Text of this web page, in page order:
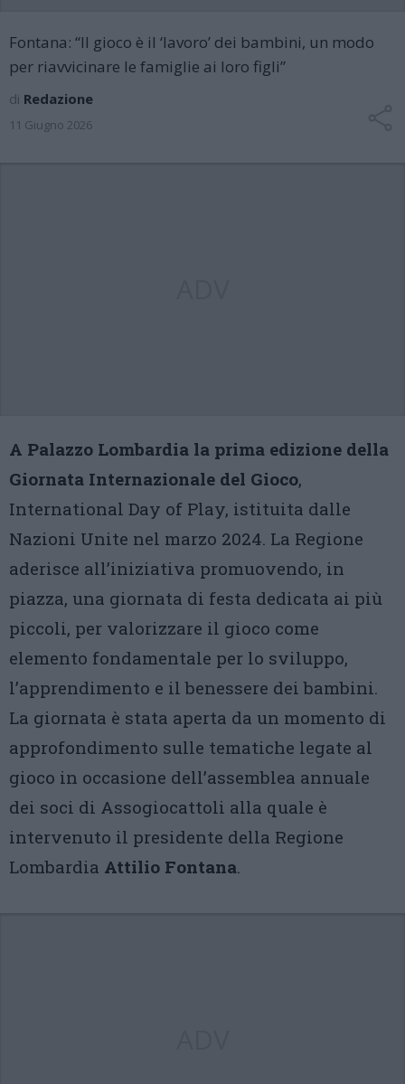
Fontana: “Il gioco è il ‘lavoro’ dei bambini, un modo
per riavvicinare le famiglie ai loro figli”
di Redazione
11 Giugno 2026
A Palazzo Lombardia la prima edizione della
Giornata Internazionale del Gioco,
International Day of Play, istituita dalle
Nazioni Unite nel marzo 2024. La Regione
aderisce all’iniziativa promuovendo, in
piazza, una giornata di festa dedicata ai più
piccoli, per valorizzare il gioco come
elemento fondamentale per lo sviluppo,
l’apprendimento e il benessere dei bambini.
La giornata è stata aperta da un momento di
approfondimento sulle tematiche legate al
gioco in occasione dell’assemblea annuale
dei soci di Assogiocattoli alla quale è
intervenuto il presidente della Regione
Lombardia Attilio Fontana.